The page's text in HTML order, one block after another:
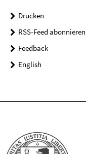
Drucken
RSS-Feed abonnieren
Feedback
English